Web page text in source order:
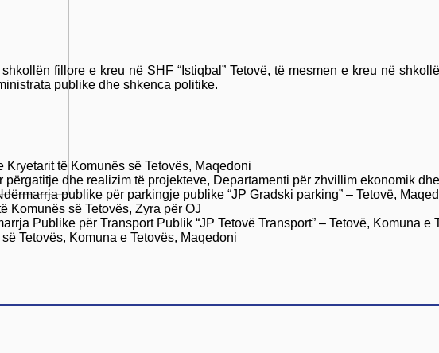
fillore e kreu në SHF “Istiqbal” Tetovë, të mesmen e kreu në
publike dhe shkenca politike.
të Komunës së Tetovës, Maqedoni
dhe realizim të projekteve, Departamenti për zhvillim ekonomik
publike për parkingje publike “JP Gradski parking” – Tetovë,
Komunës së Tetovës, Zyra për OJ
Publike për Transport Publik “JP Tetovë Transport” – Tetovë, Komuna e
Tetovës, Komuna e Tetovës, Maqedoni